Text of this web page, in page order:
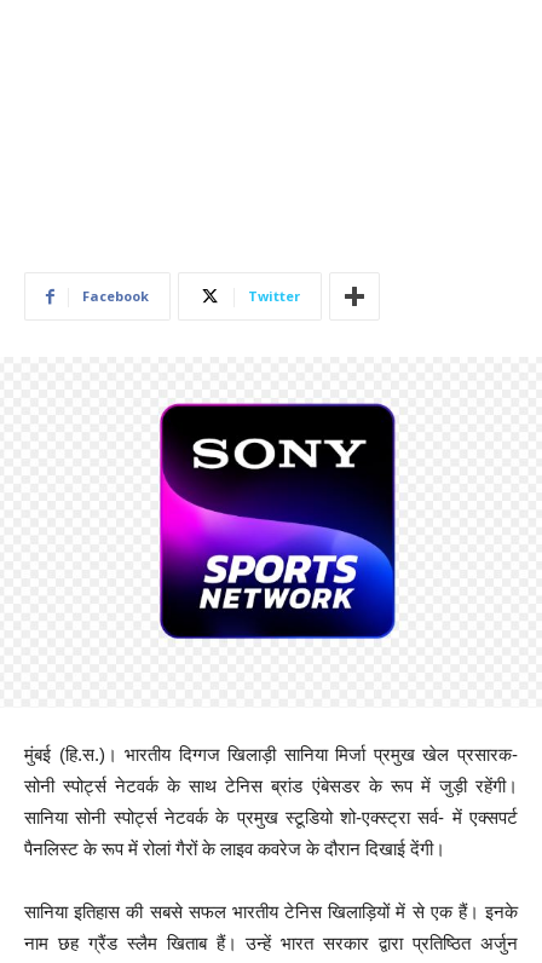
Facebook Twitter
मुंबई (हि.स.)। भारतीय दिग्गज खिलाड़ी सानिया मिर्जा प्रमुख खेल प्रसारक-
सोनी स्पोर्ट्स नेटवर्क के साथ टेनिस ब्रांड एंबेसडर के रूप में जुड़ी रहेंगी।
सानिया सोनी स्पोर्ट्स नेटवर्क के प्रमुख स्टूडियो शो-एक्स्ट्रा सर्व- में एक्सपर्ट
पैनलिस्ट के रूप में रोलां गैरों के लाइव कवरेज के दौरान दिखाई देंगी।
सानिया इतिहास की सबसे सफल भारतीय टेनिस खिलाड़ियों में से एक हैं। इनके
नाम छह ग्रैंड स्लैम खिताब हैं। उन्हें भारत सरकार द्वारा प्रतिष्ठित अर्जुन